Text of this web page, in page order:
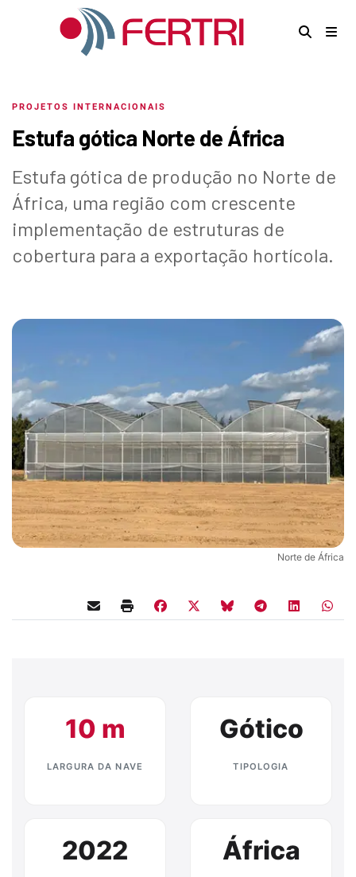
PROJETOS INTERNACIONAIS
Estufa gótica Norte de África
Estufa gótica de produção no Norte de
África, uma região com crescente
implementação de estruturas de
cobertura para a exportação hortícola.
Norte de África
10 m
LARGURA DA NAVE
Gótico
TIPOLOGIA
2022 África